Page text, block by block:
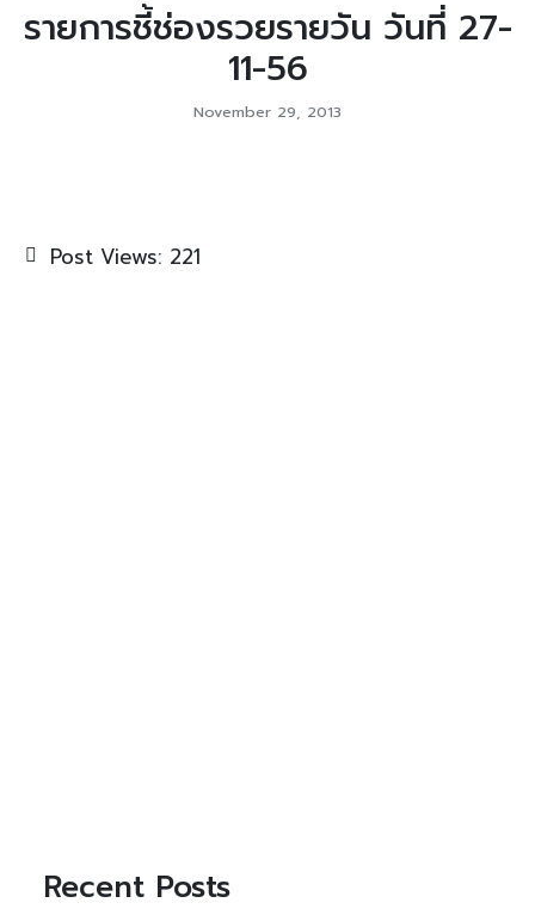
รายการชี้ช่องรวยรายวัน วันที่ 27-
11-56
November 29, 2013
Post Views: 221
Recent Posts